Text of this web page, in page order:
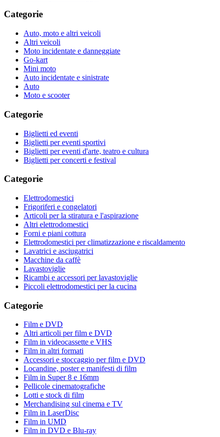
Categorie
Auto, moto e altri veicoli
Altri veicoli
Moto incidentate e danneggiate
Go-kart
Mini moto
Auto incidentate e sinistrate
Auto
Moto e scooter
Categorie
Biglietti ed eventi
Biglietti per eventi sportivi
Biglietti per eventi d'arte, teatro e cultura
Biglietti per concerti e festival
Categorie
Elettrodomestici
Frigoriferi e congelatori
Articoli per la stiratura e l'aspirazione
Altri elettrodomestici
Forni e piani cottura
Elettrodomestici per climatizzazione e riscaldamento
Lavatrici e asciugatrici
Macchine da caffè
Lavastoviglie
Ricambi e accessori per lavastoviglie
Piccoli elettrodomestici per la cucina
Categorie
Film e DVD
Altri articoli per film e DVD
Film in videocassette e VHS
Film in altri formati
Accessori e stoccaggio per film e DVD
Locandine, poster e manifesti di film
Film in Super 8 e 16mm
Pellicole cinematografiche
Lotti e stock di film
Merchandising sul cinema e TV
Film in LaserDisc
Film in UMD
Film in DVD e Blu-ray